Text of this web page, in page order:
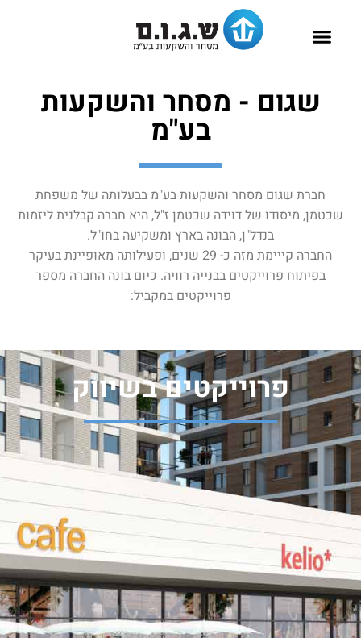
שגום - מסחר והשקעות
בע"מ
חברת שגום מסחר והשקעות בע"מ בבעלותה של משפחת
שכטמן, מיסודו של דוידה שכטמן ז"ל, היא חברה קבלנית ליזמות
בנדל"ן, הבונה בארץ ומשקיעה בחו"ל.
החברה קייימת מזה כ- 29 שנים, ופעילותה מאופיינת בעיקר
בפיתוח פרוייקטים בבנייה רוויה. כיום בונה החברה מספר
פרוייקטים במקביל:
פרוייקטים בשיווק